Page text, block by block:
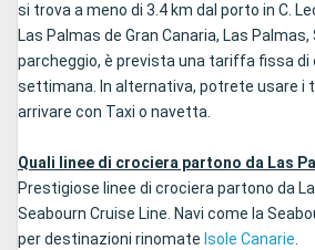
si trova a meno di 3.4 km dal porto in C.
Las Palmas de Gran Canaria, Las
parcheggio, è prevista una tariffa fissa di
settimana. In alternativa, potrete usare i
arrivare con Taxi o navetta.
Quali linee di crociera partono da Las
Prestigiose linee di crociera partono da
Seabourn Cruise Line. Navi come la
per destinazioni rinomate Isole Canarie.